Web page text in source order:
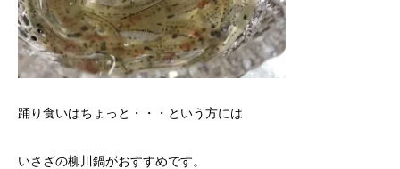
踊り食いはちょっと・・・という方には
いさざの柳川鍋がおすすめです。